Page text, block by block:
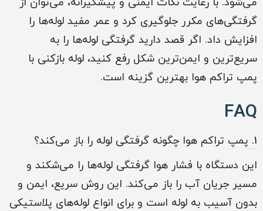
گرفتگی‌های مکرر جلوگیری کرد و عمر مفید لوله‌ها را
افزایش داد. اگر قصد دارید گرفتگی لوله‌ها را به
سریع‌ترین و ایمن‌ترین شکل رفع کنید، لوله بازکنی با
پمپ تراکم هوا بهترین گزینه است.
FAQ
۱. پمپ تراکم هوا چگونه گرفتگی لوله را باز می‌کند؟
این دستگاه با فشار هوا گرفتگی لوله‌ها را می‌شکند و
مسیر جریان آب را باز می‌کند. این روش سریع، ایمن و
بدون آسیب به لوله است و برای انواع لوله‌های پلاستیکی